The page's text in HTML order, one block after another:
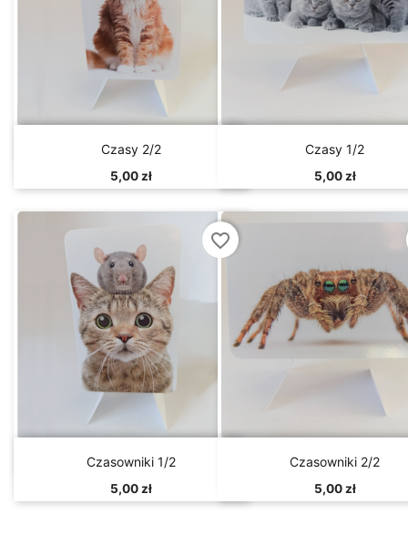
Szybki podgląd
Czasy 2/2
5,00 zł
Szybki podgląd
Czasy 1/2
5,00 zł
Szybki podgląd
Czasowniki 1/2
5,00 zł
favorite_border
Szybki podgląd
Czasowniki 2/2
5,00 zł